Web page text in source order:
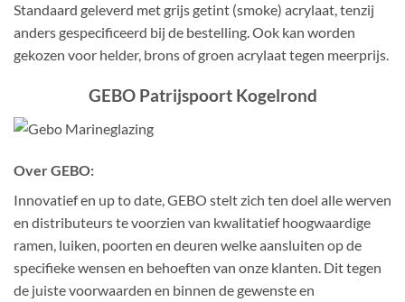
Standaard geleverd met grijs getint (smoke) acrylaat, tenzij
anders gespecificeerd bij de bestelling. Ook kan worden
gekozen voor helder, brons of groen acrylaat tegen meerprijs.
GEBO Patrijspoort Kogelrond
Over GEBO:
Innovatief en up to date, GEBO stelt zich ten doel alle werven
en distributeurs te voorzien van kwalitatief hoogwaardige
ramen, luiken, poorten en deuren welke aansluiten op de
specifieke wensen en behoeften van onze klanten. Dit tegen
de juiste voorwaarden en binnen de gewenste en